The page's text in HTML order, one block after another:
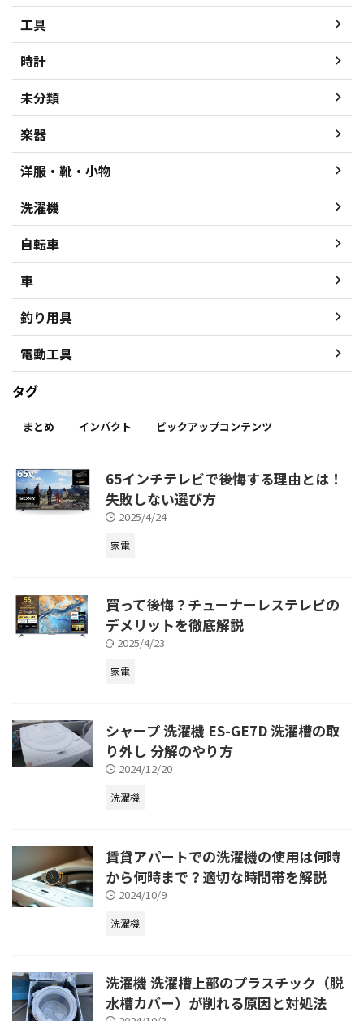
工具
時計
未分類
楽器
洋服・靴・小物
洗濯機
自転車
車
釣り用具
電動工具
タグ
まとめ インパクト ピックアップコンテンツ
65インチテレビで後悔する理由とは！
失敗しない選び方
2025/4/24
家電
買って後悔？チューナーレステレビの
デメリットを徹底解説
2025/4/23
家電
シャープ 洗濯機 ES-GE7D 洗濯槽の取
り外し 分解のやり方
2024/12/20
洗濯機
賃貸アパートでの洗濯機の使用は何時
から何時まで？適切な時間帯を解説
2024/10/9
洗濯機
洗濯機 洗濯槽上部のプラスチック（脱
水槽カバー）が削れる原因と対処法